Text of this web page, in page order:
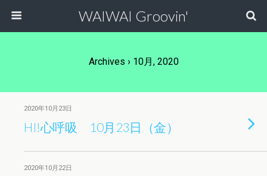
WAIWAI Groovin'
Archives › 10月, 2020
2020年10月23日
HI!心呼吸 10月23日（金）
2020年10月22日